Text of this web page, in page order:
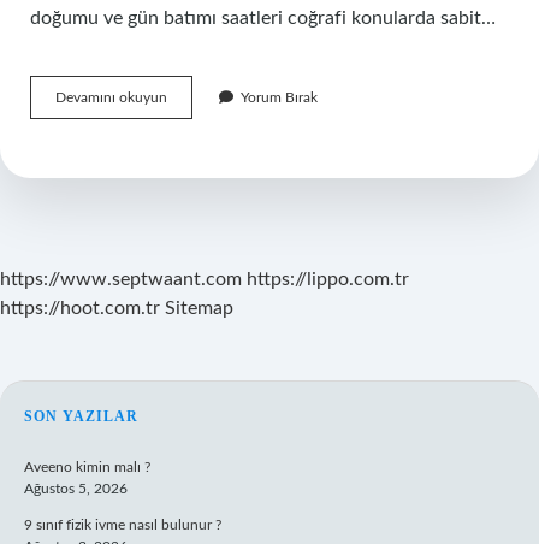
doğumu ve gün batımı saatleri coğrafi konularda sabit…
Devamını okuyun
Saat
Değişti
Yorum Bırak
https://www.septwaant.com https://lippo.com.tr
https://hoot.com.tr Sitemap
SIDEBAR
SON YAZILAR
Aveeno kimin malı ?
Ağustos 5, 2026
9 sınıf fizik ivme nasıl bulunur ?